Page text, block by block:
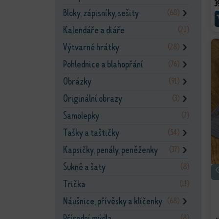
Bloky, zápisníky, sešity (68) ❯
Kalendáře a diáře (20)
Výtvarné hrátky (28) ❯
Pohlednice a blahopřání (76) ❯
Obrázky (91) ❯
Originální obrazy (3) ❯
Samolepky (7)
Tašky a taštičky (54) ❯
Kapsičky, penály, peněženky (37) ❯
Sukně a šaty (8)
Trička (11)
Náušnice, přívěsky a klíčenky (68) ❯